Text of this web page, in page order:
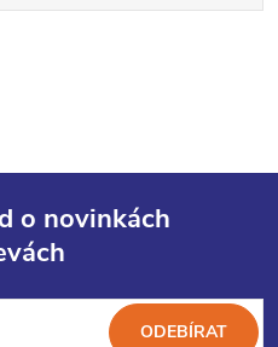
o novinkách
ODEBÍRAT